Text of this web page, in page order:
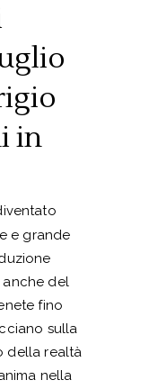
in
e grande
anche del
fino
sulla
della realtà
nella